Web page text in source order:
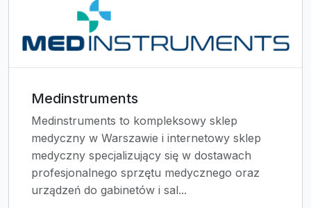
Medinstruments
Medinstruments to kompleksowy sklep
medyczny w Warszawie i internetowy sklep
medyczny specjalizujący się w dostawach
profesjonalnego sprzętu medycznego oraz
urządzeń do gabinetów i sal...